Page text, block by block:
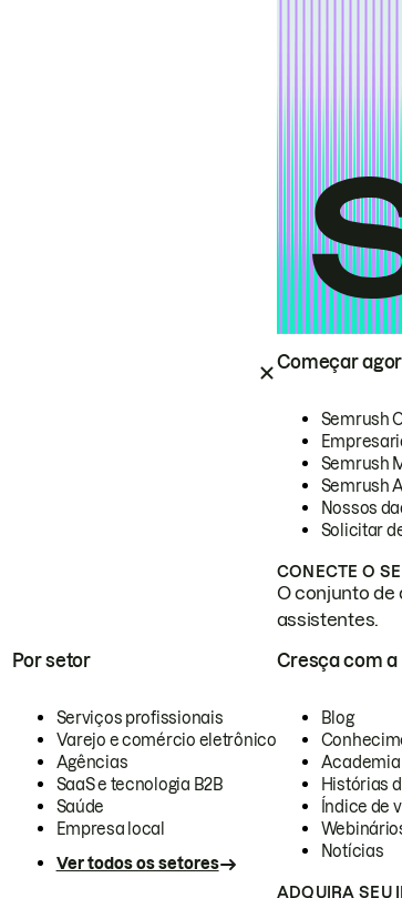
Começar
Semrush
Semrush
Semrush
Nossos
Solicitar
CONECTE O
O conjunto de
assistentes.
Por setor
Serviços profissionais
Varejo e comércio eletrônico
Agências
SaaS e tecnologia B2B
Saúde
Empresa local
Ver todos os setores
Cresça com a
Blog
Academia
Histórias
Índice de
Notícias
ADQUIRA SEU